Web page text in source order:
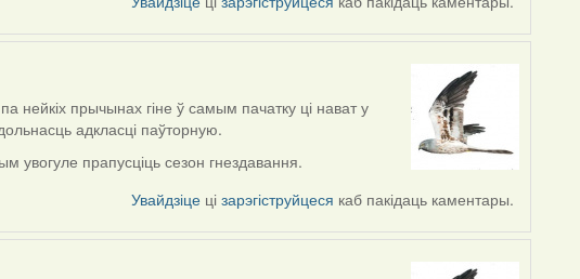
нейкіх прычынах гіне ў самым пачатку ці нават у
адкласці паўторную.
прапусціць сезон гнездавання.
Увайдзіце цізарэгіструйцеся каб пакідаць каментары.